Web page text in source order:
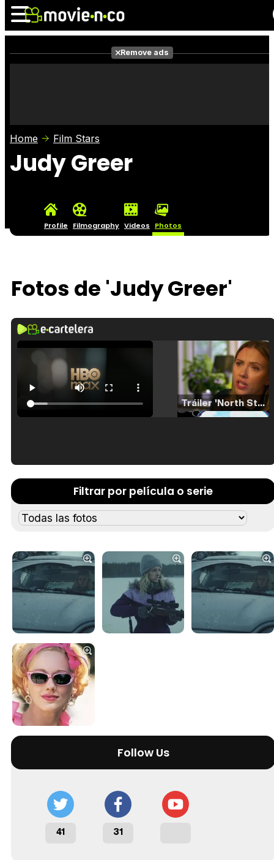
Photos
Remove ads
Home Film Stars
Judy Greer
Profile Filmography Videos Photos
Fotos de 'Judy Greer'
Tráiler 'North Star' (2023)
Filtrar por película o serie
Follow Us
41 31